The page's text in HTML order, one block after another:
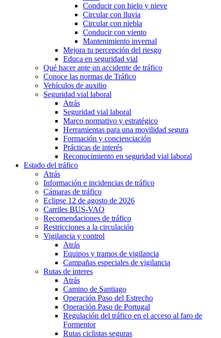
Conducir con hielo y nieve
Circular con lluvia
Circular con niebla
Conducir con viento
Mantenimiento invernal
Mejora tu percepción del riesgo
Educa en seguridad vial
Qué hacer ante un accidente de tráfico
Conoce las normas de Tráfico
Vehículos de auxilio
Seguridad vial laboral
Atrás
Seguridad vial laboral
Marco normativo y estratégico
Herramientas para una movilidad segura
Formación y concienciación
Prácticas de interés
Reconocimiento en seguridad vial laboral
Estado del tráfico
Atrás
Información e incidencias de tráfico
Cámaras de tráfico
Eclipse 12 de agosto de 2026
Carriles BUS-VAO
Recomendaciones de tráfico
Restricciones a la circulación
Vigilancia y control
Atrás
Equipos y tramos de vigilancia
Campañas especiales de vigilancia
Rutas de interes
Atrás
Camino de Santiago
Operación Paso del Estrecho
Operación Paso de Portugal
Regulación del tráfico en el acceso al faro de
Formentor
Rutas ciclistas seguras